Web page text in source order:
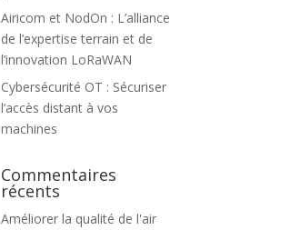
Airicom et NodOn : L’alliance
de l’expertise terrain et de
l’innovation LoRaWAN
Cybersécurité OT : Sécuriser
l’accès distant à vos
machines
Commentaires
récents
Améliorer la qualité de l'air